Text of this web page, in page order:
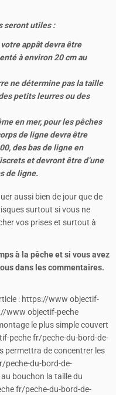
seront utiles :
appât devra être
à environ 20 cm au
ne détermine pas la taille
petits leurres ou des
en mer, pour les pêches
de ligne devra être
des bas de ligne en
et devront être d’une
de ligne.
aussi bien de jour que de
surtout si vous ne
vos prises et surtout à
à la pêche et si vous avez
dans les commentaires.
: https://www objectif-
www objectif-peche
le plus simple couvert
peche fr/peche-du-bord-de-
permettra de concentrer les
peche-du-bord-de-
bouchon la taille du
fr/peche-du-bord-de-